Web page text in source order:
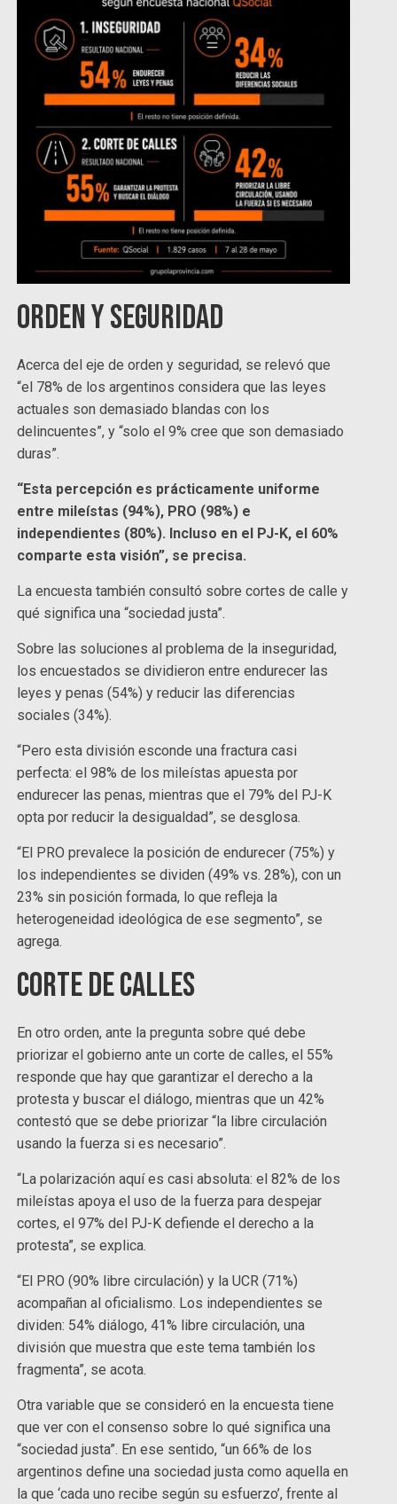
Orden y seguridad
Acerca del eje de orden y seguridad, se relevó que
“el 78% de los argentinos considera que las leyes
actuales son demasiado blandas con los
delincuentes”, y “solo el 9% cree que son demasiado
duras”.
“Esta percepción es prácticamente uniforme
entre mileístas (94%), PRO (98%) e
independientes (80%). Incluso en el PJ-K, el 60%
comparte esta visión”, se precisa.
La encuesta también consultó sobre cortes de calle y
qué significa una “sociedad justa”.
Sobre las soluciones al problema de la inseguridad,
los encuestados se dividieron entre endurecer las
leyes y penas (54%) y reducir las diferencias
sociales (34%).
“Pero esta división esconde una fractura casi
perfecta: el 98% de los mileístas apuesta por
endurecer las penas, mientras que el 79% del PJ-K
opta por reducir la desigualdad”, se desglosa.
“El PRO prevalece la posición de endurecer (75%) y
los independientes se dividen (49% vs. 28%), con un
23% sin posición formada, lo que refleja la
heterogeneidad ideológica de ese segmento”, se
agrega.
Corte de calles
En otro orden, ante la pregunta sobre qué debe
priorizar el gobierno ante un corte de calles, el 55%
responde que hay que garantizar el derecho a la
protesta y buscar el diálogo, mientras que un 42%
contestó que se debe priorizar “la libre circulación
usando la fuerza si es necesario”.
“La polarización aquí es casi absoluta: el 82% de los
mileístas apoya el uso de la fuerza para despejar
cortes, el 97% del PJ-K defiende el derecho a la
protesta”, se explica.
“El PRO (90% libre circulación) y la UCR (71%)
acompañan al oficialismo. Los independientes se
dividen: 54% diálogo, 41% libre circulación, una
división que muestra que este tema también los
fragmenta”, se acota.
Otra variable que se consideró en la encuesta tiene
que ver con el consenso sobre lo qué significa una
“sociedad justa”. En ese sentido, “un 66% de los
argentinos define una sociedad justa como aquella en
la que ‘cada uno recibe según su esfuerzo’, frente al